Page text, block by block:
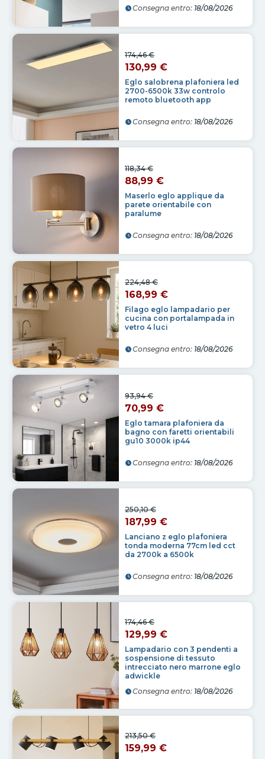
Consegna entro: 18/08/2026
Eglo salobrena plafoniera led
2700-6500k 33w controlo
remoto bluetooth app
174,46 €
130,99 €
Consegna entro: 18/08/2026
Maserlo eglo applique da
parete orientabile con
paralume
118,34 €
88,99 €
Consegna entro: 18/08/2026
Filago eglo lampadario per
cucina con portalampada in
vetro 4 luci
224,48 €
168,99 €
Consegna entro: 18/08/2026
Eglo tamara plafoniera da
bagno con faretti orientabili
gu10 3000k ip44
93,94 €
70,99 €
Consegna entro: 18/08/2026
Lanciano z eglo plafoniera
tonda moderna 77cm led cct
da 2700k a 6500k
250,10 €
187,99 €
Consegna entro: 18/08/2026
Lampadario con 3 pendenti a
sospensione di tessuto
intrecciato nero marrone eglo
adwickle
174,46 €
129,99 €
Consegna entro: 18/08/2026
213,50 €
159,99 €